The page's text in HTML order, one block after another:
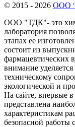
© 2015 - 2026 ООО
ООО "ТДК"- это
лаборатория
этапах ее
состоит из
фармацевтических
внимание
техническому
экологической и
На сайте, впервые
представлена
характеристикам
безопасной